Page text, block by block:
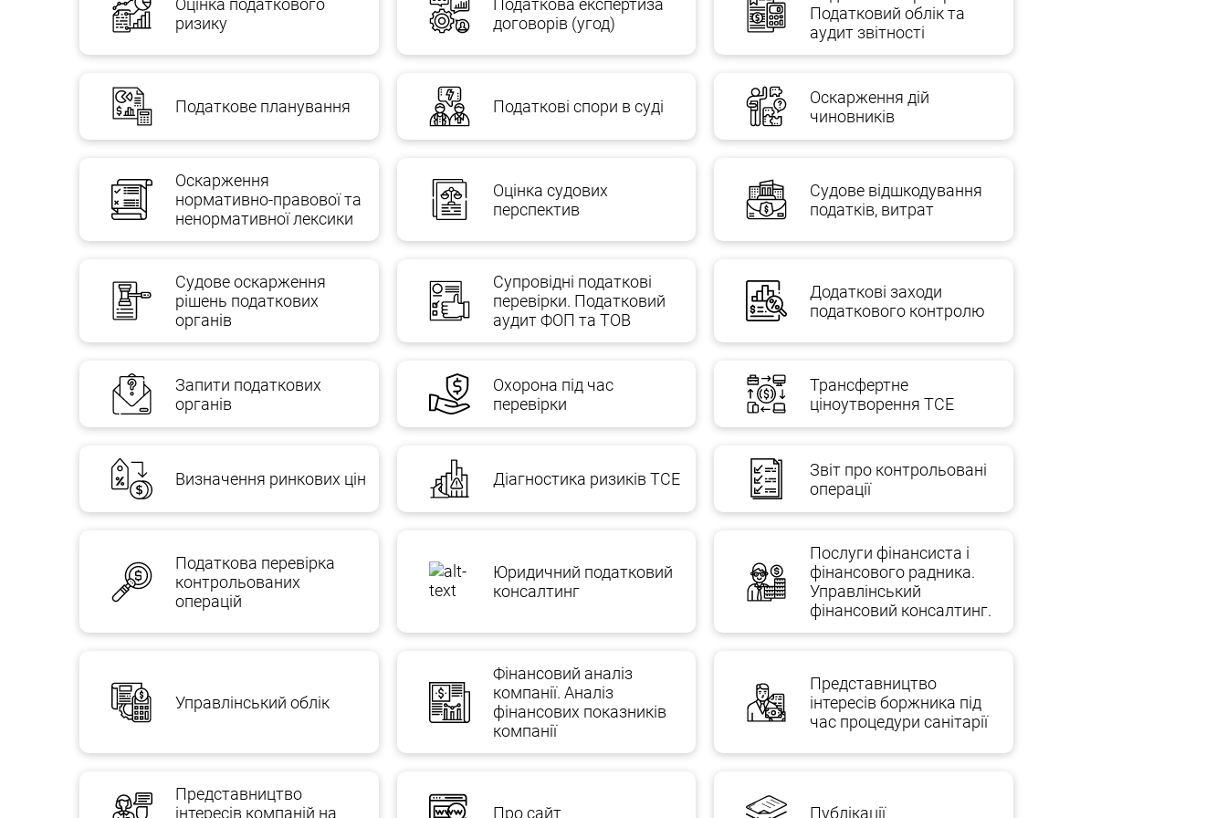
ризику
договорів (угод)
Податковий облік та
аудит звітності
Податкове планування Податкові спори в суді
Оскарження дій
чиновників
Оскарження
нормативно-правової та
ненормативної лексики
Оцінка судових
перспектив
Судове відшкодування
податків, витрат
Судове оскарження
рішень податкових
органів
Супровідні податкові
перевірки. Податковий
аудит ФОП та ТОВ
Додаткові заходи
податкового контролю
Запити податкових
органів
Охорона під час
перевірки
Трансфертне
ціноутворення TCE
Визначення ринкових цін Діагностика ризиків TCE
Звіт про контрольовані
операції
Податкова перевірка
контрольованих
операцій
Юридичний податковий
консалтинг
Послуги фінансиста і
фінансового радника.
Управлінський
фінансовий консалтинг.
Управлінський облік
Фінансовий аналіз
компанії. Аналіз
фінансових показників
компанії
Представництво
інтересів боржника під
час процедури санітарії
Представництво
інтересів компаній на
Про сайт Публікації